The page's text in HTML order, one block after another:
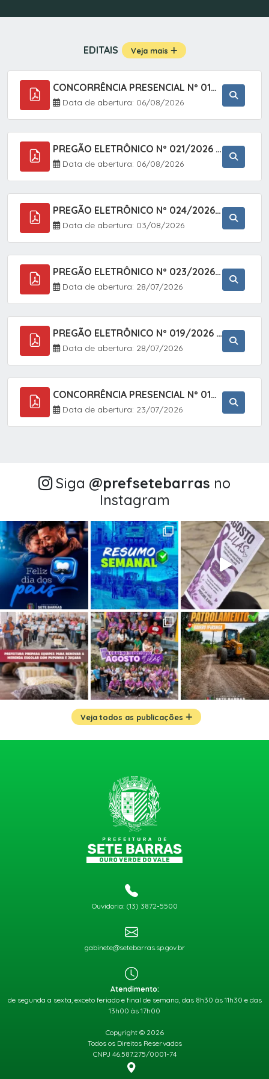
EDITAIS Veja mais
CONCORRÊNCIA PRESENCIAL Nº 019/2025 - PAVIMENTAÇÃO ASFÁLTICA EM TRECHO DA RUA 2 NO BAIRRO VILA SOARES NO MUNICÍPIO DE SETE BARRAS/SP.
Data de abertura: 06/08/2026
PREGÃO ELETRÔNICO Nº 021/2026 - AQUISIÇÃO DE CONTENTORES E CARRINHOS, DESTINADOS A COLETIVA E MANEJO DE RESÍDUOS SÓLIDOS, ATRAVÉS DO SISTEMA DE REGISTRO DE PREÇOS (SRP)
Data de abertura: 06/08/2026
PREGÃO ELETRÔNICO Nº 024/2026 - AQUISIÇÃO DE GÁS MEDICINAL TIPO OXIGÊNIO (1,00 M3, 3,00 M3 E 10,00 M3), EM ATENDIMENTO À SECRETARIA MUNICIPAL DE SAÚDE, ATRAVÉS DO SISTEMA DE REGISTRO DE PREÇOS (SRP)
Data de abertura: 03/08/2026
PREGÃO ELETRÔNICO Nº 023/2026 - AQUISIÇÃO DE ENXOVAL INFANTIL, EM ATENDIMENTO À SECRETARIA MUNICIPAL DE EDUCAÇÃO, ATRAVÉS DO SISTEMA DE REGISTRO DE PREÇOS (SRP).
Data de abertura: 28/07/2026
PREGÃO ELETRÔNICO Nº 019/2026 - CONTRATAÇÃO DE EMPRESA ESPECIALIZADA PARA A PRESTAÇÃO DE SERVIÇOS VETERINÁRIOS CLÍNICOS E CIRÚRGICOS, COM FOCO EM AÇÕES DE SAÚDE PÚBLICA, BEM-ESTAR ANIMAL E CONTROLE POPULACIONAL ÉTICO DE CÃES E GATOS, EM ATENDIMENTO À
Data de abertura: 28/07/2026
CONCORRÊNCIA PRESENCIAL Nº 018/2026 - PAVIMENTAÇÃO ASFÁLTICA NO BAIRRO VOTUPOCA ? ESTRADA DA RAPOSA, NO MUNICÍPIO DE SETE BARRAS/SP
Data de abertura: 23/07/2026
Siga @‌prefsetebarras no
Instagram
Veja todos as publicações
Ouvidoria: (13) 3872-5500
gabinete@setebarras.sp.gov.br
Atendimento:
de segunda a sexta, exceto feriado e final de semana, das 8h30 às 11h30 e das
13h00 às 17h00
Copyright © 2026
Todos os Direitos Reservados
CNPJ 46.587.275/0001-74